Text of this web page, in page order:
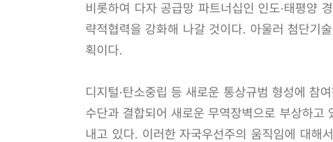
비롯하여 다자 공급망 파트너십인 인도·태평양
략적협력을 강화해 나갈 것이다. 아울러 첨단기
획이다.
디지털·탄소중립 등 새로운 통상규범 형성에 참
수단과 결합되어 새로운 무역장벽으로 부상하
내고 있다. 이러한 자국우선주의 움직임에 대해